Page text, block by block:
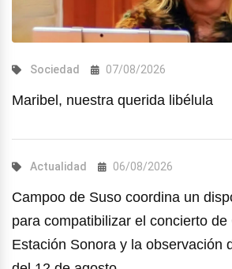
Sociedad 07/08/2026
Maribel, nuestra querida libélula
Actualidad 06/08/2026
Campoo de Suso coordina un
para compatibilizar el concierto de
Estación Sonora y la observación